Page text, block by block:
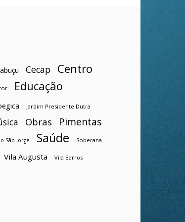
Cecap Centro
Educação
Jardim Presidente Dutra
Obras Pimentas
São Jorge Saúde Soberana
Vila Augusta Vila Barros